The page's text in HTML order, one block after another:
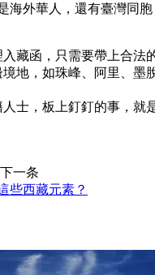
海外華人，還有臺灣同
藏函，只需要帶上合
地，如珠峰、阿里、
士，板上釘釘的事，就
下一条
些西藏元素？